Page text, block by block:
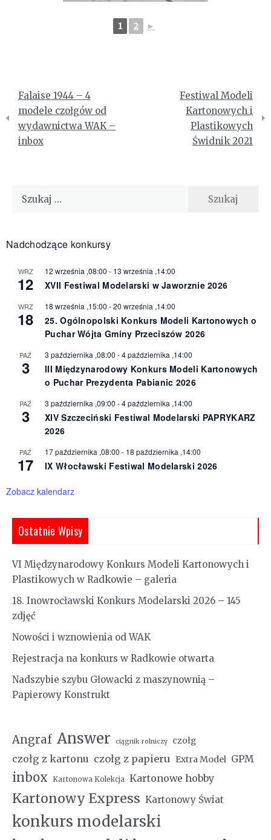
1 2 ►
Nawigacja
wpisu
Falaise 1944 – 4
modele czołgów od
wydawnictwa WAK –
inbox
Festiwal Modeli
Kartonowych i
Plastikowych
Świdnik 2021
Szukaj:
Nadchodzące konkursy
WRZ
12
12 września ,08:00 - 13 września ,14:00
XVII Festiwal Modelarski w Jaworznie 2026
WRZ
18
18 września ,15:00 -20 września ,14:00
25. Ogólnopolski Konkurs Modeli Kartonowych o
Puchar Wójta Gminy Przeciszów 2026
PAŹ
3
3 października ,08:00 -4 października ,14:00
III Międzynarodowy Konkurs Modeli Kartonowych
o Puchar Prezydenta Pabianic 2026
PAŹ
3
3 października ,09:00 -4 października ,14:00
XIV Szczeciński Festiwal Modelarski PAPRYKARZ
2026
PAŹ
17
17 października ,08:00 - 18 października ,14:00
IX Włocławski Festiwal Modelarski 2026
Zobacz kalendarz
Ostatnie Wpisy
VI Międzynarodowy Konkurs Modeli Kartonowych i
Plastikowych w Radkowie – galeria
18. Inowrocławski Konkurs Modelarski 2026 – 145
zdjęć
Nowości i wznowienia od WAK
Rejestracja na konkurs w Radkowie otwarta
Nadszybie szybu Głowacki z maszynownią –
Papierowy Konstrukt
Angraf Answer ciągnik rolniczy czołg
czołg z kartonu czołg z papieru Extra Model GPM
inbox Kartonowa Kolekcja Kartonowe hobby
Kartonowy Express Kartonowy Świat
konkurs modelarski